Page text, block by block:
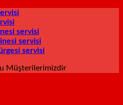
servisi
servisi
servisi
Müşterilerimizdir